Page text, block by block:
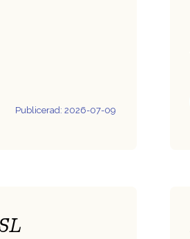
Publicerad: 2026-07-09